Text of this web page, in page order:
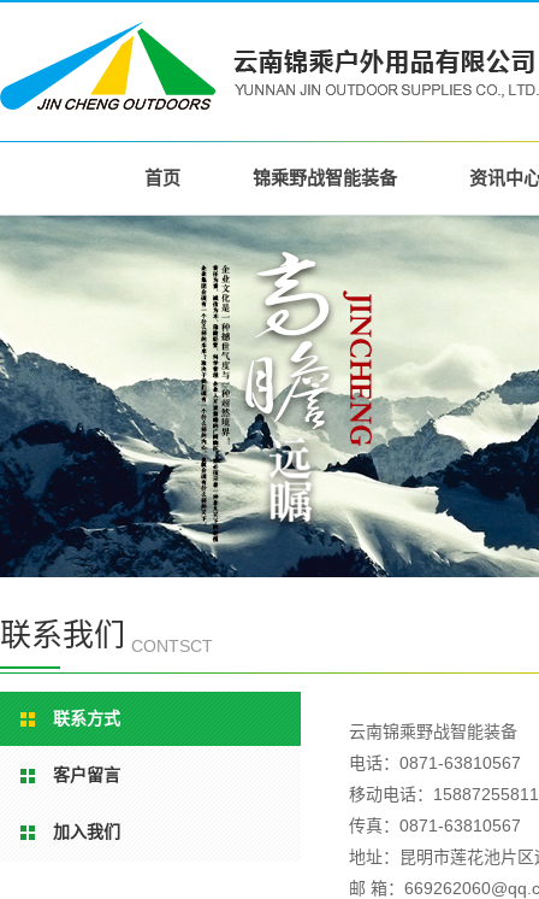
首页 锦乘野战智能装备 资讯中
联系我们 CONTSCT
联系方式
客户留言
加入我们
云南锦乘野战智能装备
电话：0871-63810567
移动电话：15887255811
传真：0871-63810567
地址：昆明市莲花池片
邮 箱：